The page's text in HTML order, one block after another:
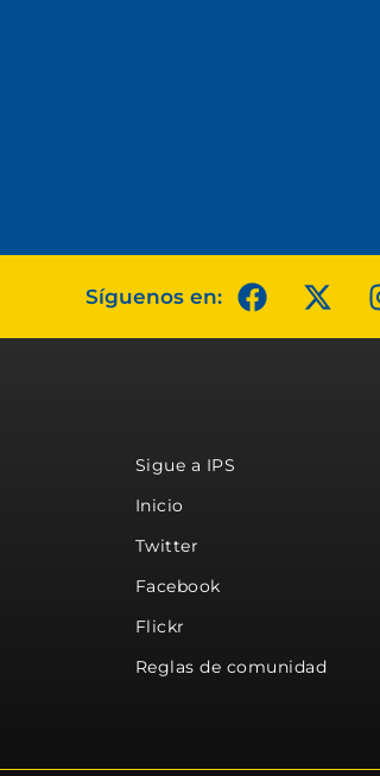
Síguenos en:
Sigue a IPS
Inicio
Twitter
Facebook
Flickr
Reglas de comunidad